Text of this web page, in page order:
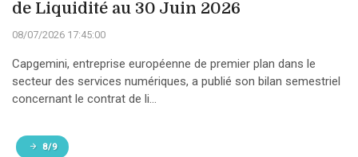
de Liquidité au 30 Juin 2026
08/07/2026 17:45:00
Capgemini, entreprise européenne de premier plan dans le
secteur des services numériques, a publié son bilan semestriel
concernant le contrat de li...
8/9